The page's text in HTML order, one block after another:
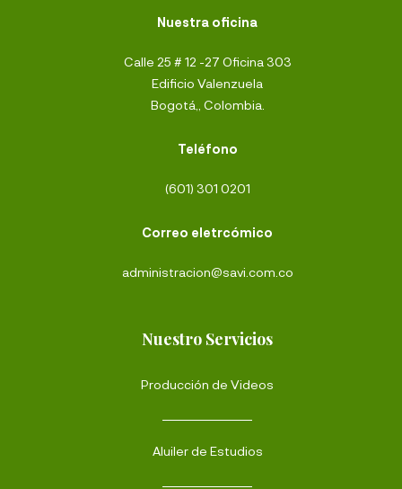
Nuestra oficina
Calle 25 # 12 -27 Oficina 303
Edificio Valenzuela
Bogotá,, Colombia.
Teléfono
(601) 301 0201
Correo eletrcómico
administracion@savi.com.co
Nuestro Servicios
Producción de Videos
Aluiler de Estudios